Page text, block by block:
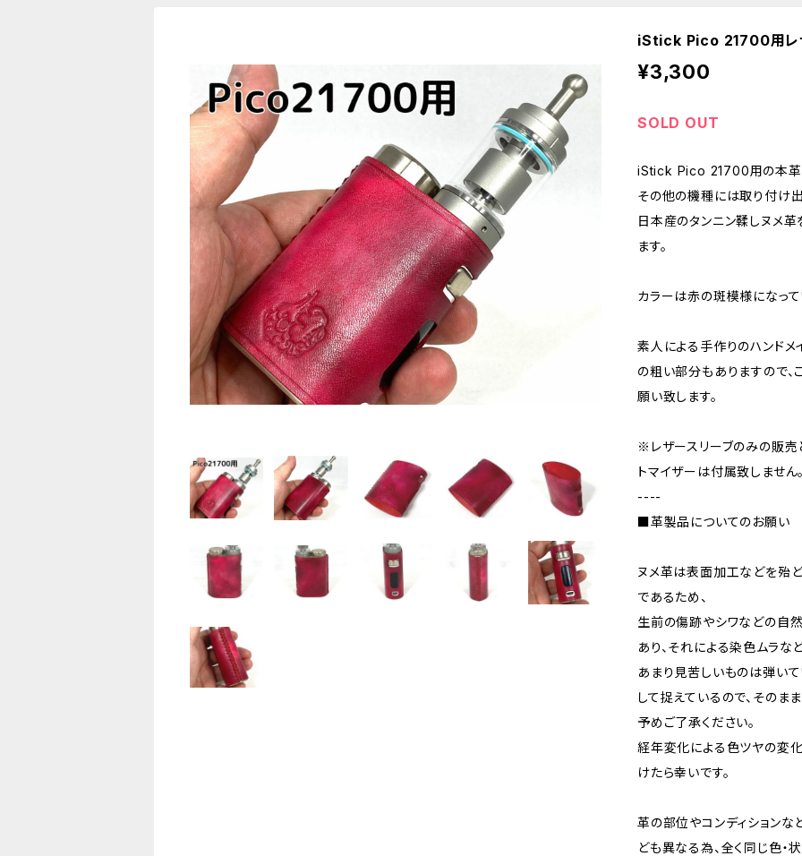
iStick Pico 21700用レ
¥3,300
SOLD OUT
iStick Pico 21700用の本革
その他の機種には取り付け
日本産のタンニン鞣しヌメ
ます。
カラーは赤の斑模様になって
素人による手作りのハンドメ
の粗い部分もありますので
願い致します。
※レザースリーブのみの販売
トマイザーは付属致しません
----
■革製品についてのお願い
ヌメ革は表面加工などを殆
であるため、
生前の傷跡やシワなどの自
あり、それによる染色ムラな
あまり見苦しいものは弾い
して捉えているので、そのま
予めご了承ください。
経年変化による色ツヤの変
けたら幸いです。
革の部位やコンディション
ども異なる為、全く同じ色・